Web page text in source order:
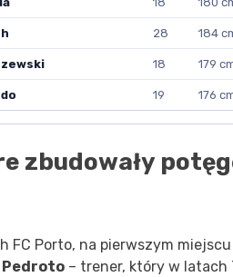
28 184
18 179
19 176
zbudowały
FC Porto, na pierwszym miejscu
Pedroto – trener, który w latach